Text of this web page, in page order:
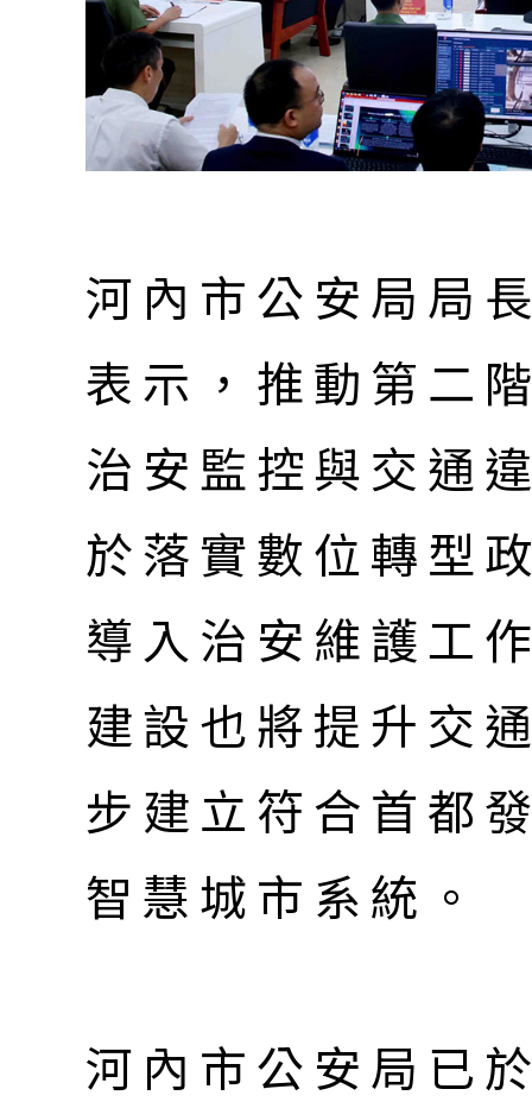
河內市公安局局
表示，推動第二
治安監控與交通
於落實數位轉型
導入治安維護工
建設也將提升交
步建立符合首都
智慧城市系統。
河內市公安局已